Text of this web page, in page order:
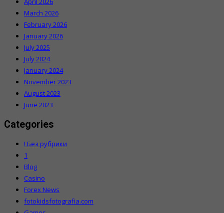
March 2026
February 2026
January 2026
July 2025
July 2024
January 2024
November 2023
August 2023
June 2023
Categories
! Без рубрики
1
Blog
Casino
Forex News
fotokidsfotografia.com